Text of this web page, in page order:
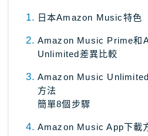
關於Masablog
日本Amazon Music特色
Amazon Music Prime和
Unlimited差異比較
Amazon Music
方法
簡單8個步驟
Amazon Music App下載